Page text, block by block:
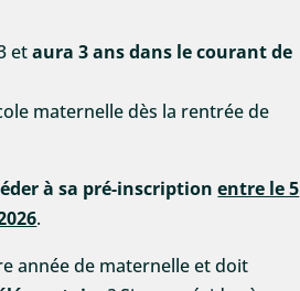
etaura 3 ans dans le courant de
maternelle dès la rentrée de
à sa pré-inscriptionentre le 5
.
année de maternelle et doit